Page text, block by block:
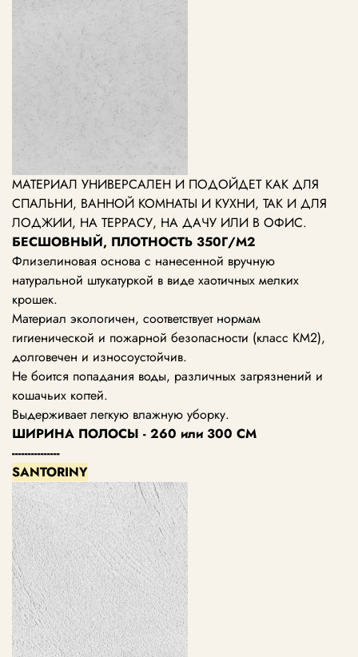
МАТЕРИАЛ УНИВЕРСАЛЕН И ПОДОЙДЕТ КАК ДЛЯ
СПАЛЬНИ, ВАННОЙ КОМНАТЫ И КУХНИ, ТАК И ДЛЯ
ЛОДЖИИ, НА ТЕРРАСУ, НА ДАЧУ ИЛИ В ОФИС.
БЕСШОВНЫЙ, ПЛОТНОСТЬ 350Г/М2
Флизелиновая основа с нанесенной вручную
натуральной штукатуркой в виде хаотичных мелких
крошек.
Материал экологичен, соответствует нормам
гигиенической и пожарной безопасности (класс KM2),
долговечен и износоустойчив.
Не боится попадания воды, различных загрязнений и
кошачьих когтей.
Выдерживает легкую влажную уборку.
ШИРИНА ПОЛОСЫ - 260 или 300 СМ
---------------
SANTORINY